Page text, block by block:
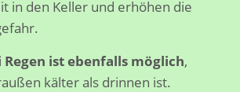
in den Keller und erhöhen die
ist ebenfalls möglich,
kälter als drinnen ist.